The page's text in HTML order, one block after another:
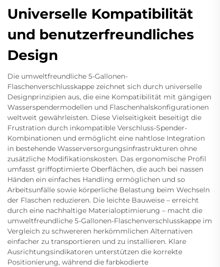
Universelle Kompatibilität
und benutzerfreundliches
Design
Die umweltfreundliche 5-Gallonen-
Flaschenverschlusskappe zeichnet sich durch universelle
Designprinzipien aus, die eine Kompatibilität mit gängigen
Wasserspendermodellen und Flaschenhalskonfigurationen
weltweit gewährleisten. Diese Vielseitigkeit beseitigt die
Frustration durch inkompatible Verschluss-Spender-
Kombinationen und ermöglicht eine nahtlose Integration
in bestehende Wasserversorgungsinfrastrukturen ohne
zusätzliche Modifikationskosten. Das ergonomische Profil
umfasst griffoptimierte Oberflächen, die auch bei nassen
Händen ein einfaches Handling ermöglichen und so
Arbeitsunfälle sowie körperliche Belastung beim Wechseln
der Flaschen reduzieren. Die leichte Bauweise – erreicht
durch eine nachhaltige Materialoptimierung – macht die
umweltfreundliche 5-Gallonen-Flaschenverschlusskappe im
Vergleich zu schwereren herkömmlichen Alternativen
einfacher zu transportieren und zu installieren. Klare
Ausrichtungsindikatoren unterstützen die korrekte
Positionierung, während die farbkodierte